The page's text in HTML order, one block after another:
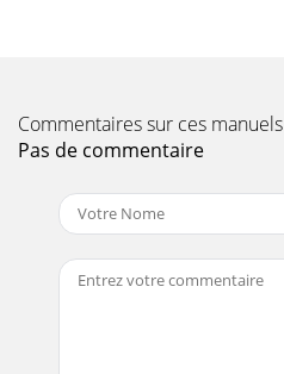
Commentaires sur ces manuels
Pas de commentaire